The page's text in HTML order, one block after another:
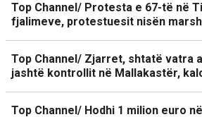
Top Channel/ Protesta e 67-të në
fjalimeve, protestuesit nisën
Top Channel/ Zjarret, shtatë vatra
jashtë kontrollit në Mallakastër,
Top Channel/ Hodhi 1 milion euro